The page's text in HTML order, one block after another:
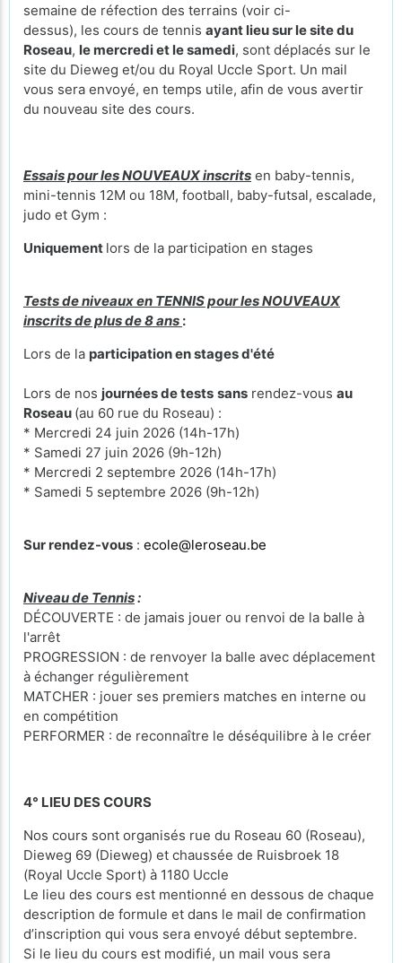
semaine de réfection des terrains (voir ci-
dessus), les cours de tennis ayant lieu sur le site du
Roseau, le mercredi et le samedi, sont déplacés sur le
site du Dieweg et/ou du Royal Uccle Sport. Un mail
vous sera envoyé, en temps utile, afin de vous avertir
du nouveau site des cours.
Essais pour les NOUVEAUX inscrits en baby-tennis,
mini-tennis 12M ou 18M, football, baby-futsal, escalade,
judo et Gym :
Uniquement lors de la participation en stages
Tests de niveaux en TENNIS pour les NOUVEAUX
inscrits de plus de 8 ans :
Lors de la participation en stages d'été
Lors de nos journées de tests sans rendez-vous au
Roseau (au 60 rue du Roseau) :
* Mercredi 24 juin 2026 (14h-17h)
* Samedi 27 juin 2026 (9h-12h)
* Mercredi 2 septembre 2026 (14h-17h)
* Samedi 5 septembre 2026 (9h-12h)
Sur rendez-vous : ecole@leroseau.be
Niveau de Tennis:
DÉCOUVERTE : de jamais jouer ou renvoi de la balle à
l'arrêt
PROGRESSION : de renvoyer la balle avec déplacement
à échanger régulièrement
MATCHER : jouer ses premiers matches en interne ou
en compétition
PERFORMER : de reconnaître le déséquilibre à le créer
4° LIEU DES COURS
Nos cours sont organisés rue du Roseau 60 (Roseau),
Dieweg 69 (Dieweg) et chaussée de Ruisbroek 18
(Royal Uccle Sport) à 1180 Uccle
Le lieu des cours est mentionné en dessous de chaque
description de formule et dans le mail de confirmation
d’inscription qui vous sera envoyé début septembre.
Si le lieu du cours est modifié, un mail vous sera